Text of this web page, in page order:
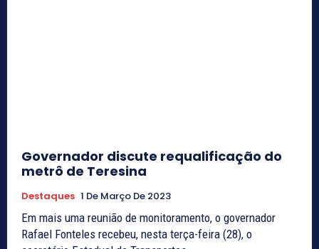
Governador discute requalificação do
metrô de Teresina
Destaques 1 De Março De 2023
Em mais uma reunião de monitoramento, o governador
Rafael Fonteles recebeu, nesta terça-feira (28), o